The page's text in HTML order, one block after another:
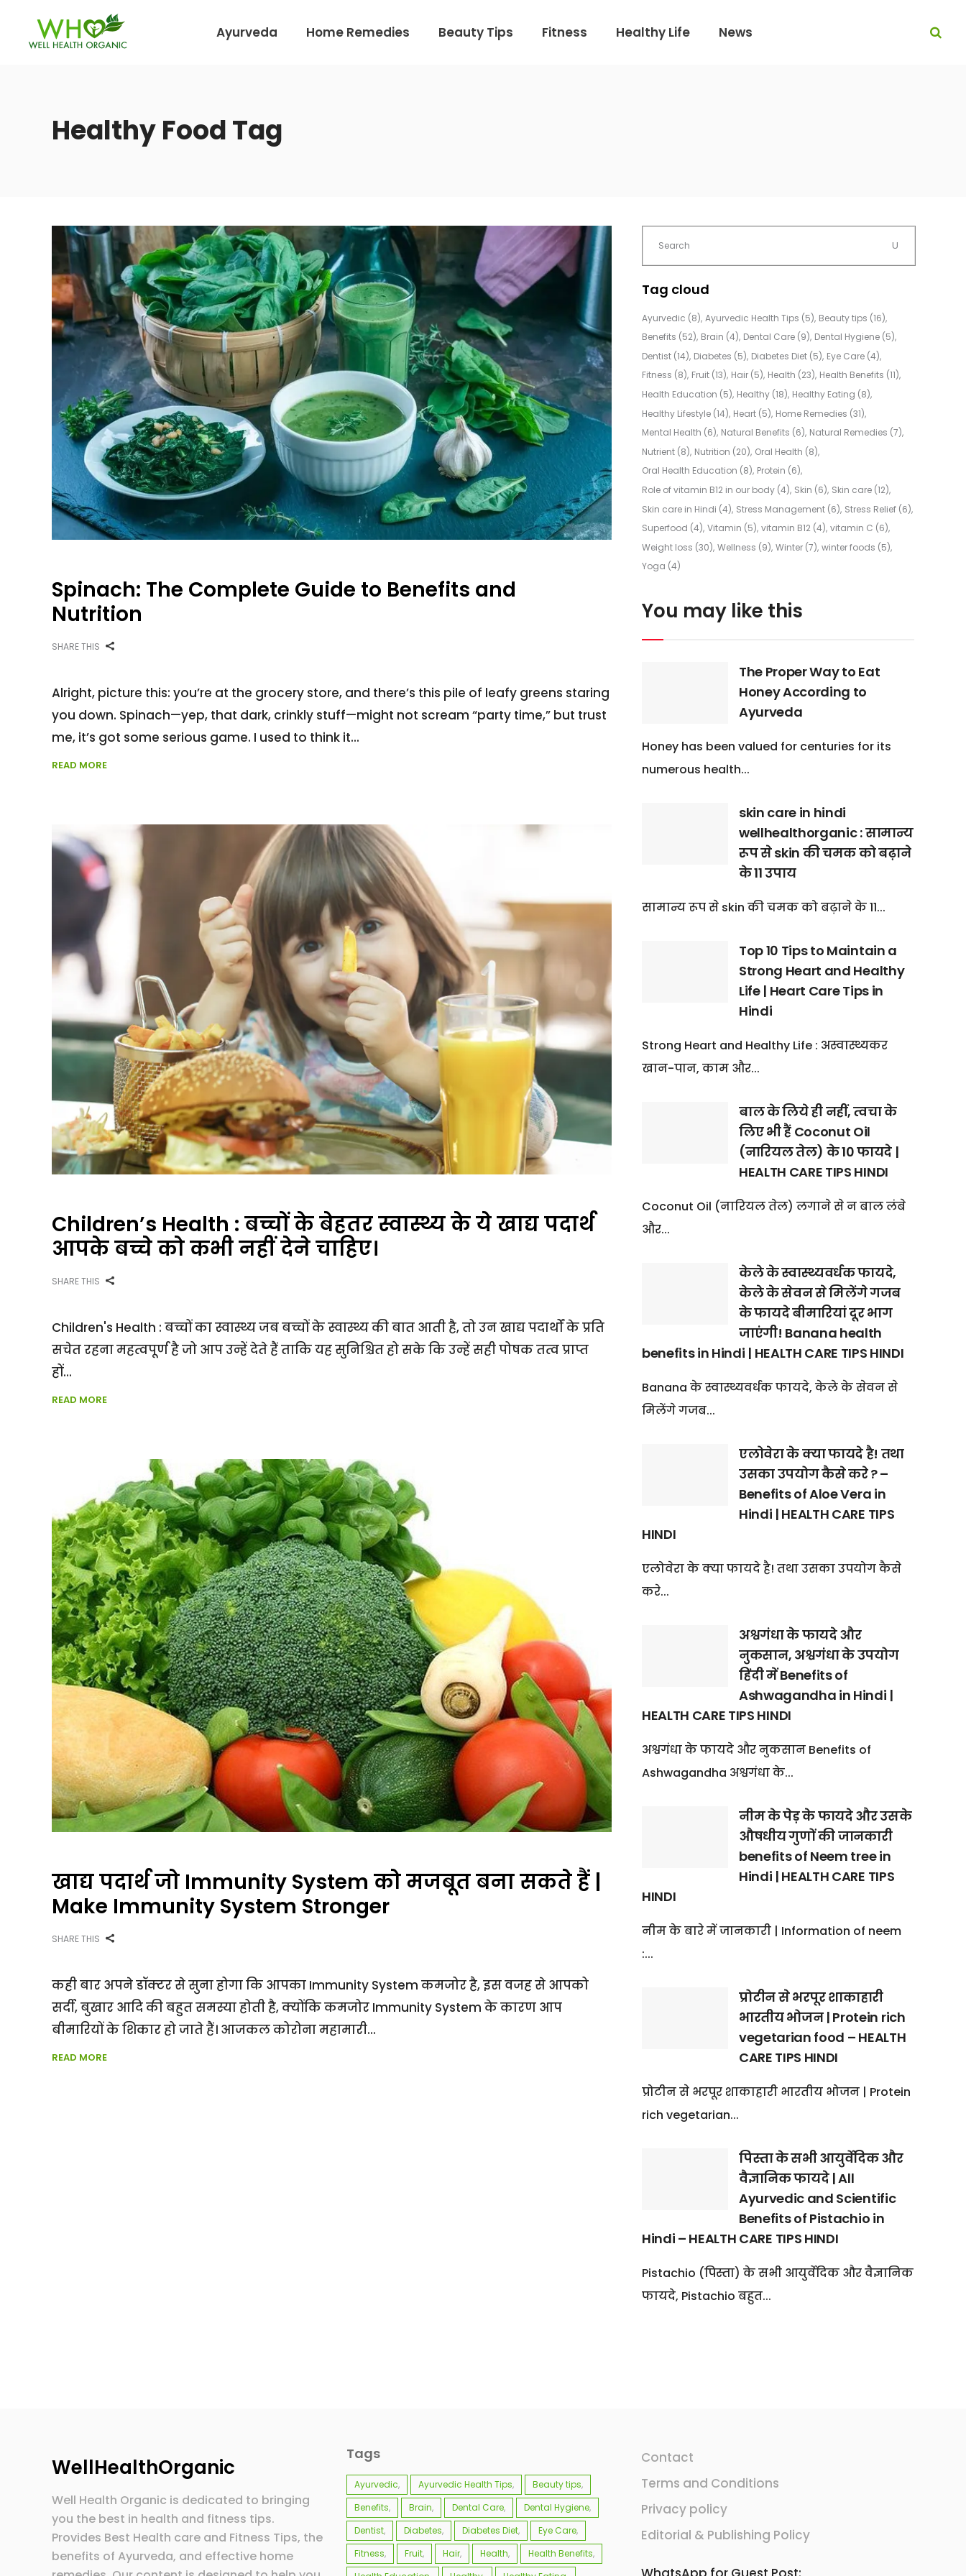
Ayurveda Home Remedies Beauty Tips Fitness Healthy Life News
Healthy Food Tag
Spinach: The Complete Guide to Benefits and
Nutrition
SHARE THIS
Alright, picture this: you’re at the grocery store, and there’s this pile of leafy greens staring
you down. Spinach—yep, that dark, crinkly stuff—might not scream “party time,” but trust
me, it’s got some serious game. I used to think it
READ MORE
Children’s Health : बच्चों के बेहतर स्वास्थ्य के ये खाद्य पदार्थ
आपके बच्चे को कभी नहीं देने चाहिए।
SHARE THIS
Children's Health : बच्चों का स्वास्थ्य जब बच्चों के स्वास्थ्य की बात आती है, तो उन खाद्य पदार्थों के प्रति
सचेत रहना महत्वपूर्ण है जो आप उन्हें देते हैं ताकि यह सुनिश्चित हो सके कि उन्हें सही पोषक तत्व प्राप्त
हों
READ MORE
खाद्य पदार्थ जो Immunity System को मजबूत बना सकते हैं |
Make Immunity System Stronger
SHARE THIS
कही बार अपने डॉक्टर से सुना होगा कि आपका Immunity System कमजोर है, इस वजह से आपको
सर्दी, बुखार आदि की बहुत समस्या होती है, क्योंकि कमजोर Immunity System के कारण आप
बीमारियों के शिकार हो जाते हैं। आजकल कोरोना महामारी
READ MORE
Tag cloud
Ayurvedic (8) Ayurvedic Health Tips (5) Beauty tips (16)
Benefits (52) Brain (4) Dental Care(9) Dental Hygiene(5)
Dentist(14) Diabetes (5) Diabetes Diet(5) Eye Care(4)
Fitness (8) Fruit(13) Hair(5) Health (23) Health Benefits (11)
Health Education (5) Healthy(18) Healthy Eating (8)
Healthy Lifestyle(14) Heart(5) Home Remedies (31)
Mental Health (6) Natural Benefits (6) Natural Remedies (7)
Nutrient(8) Nutrition (20) Oral Health (8)
Oral Health Education (8) Protein (6)
Role of vitamin B12 in our body(4) Skin (6) Skin care(12)
Skin care in Hindi (4) Stress Management(6) Stress Relief(6)
Superfood (4) Vitamin (5) vitamin B12(4) vitamin C (6)
Weight loss (30) Wellness (9) Winter(7) winter foods (5)
Yoga (4)
You may like this
The Proper Way to Eat
Honey According to
Ayurveda
Honey has been valued for centuries for its
numerous health...
skin care in hindi
wellhealthorganic : सामान्य
रूप से skin की चमक को बढ़ाने
के 11 उपाय
सामान्य रूप से skin की चमक को बढ़ाने के 11...
Top 10 Tips to Maintain a
Strong Heart and Healthy
Life | Heart Care Tips in
Hindi
Strong Heart and Healthy Life : अस्वास्थ्यकर
खान-पान, काम और...
बाल के लिये ही नहीं, त्वचा के
लिए भी हैं Coconut Oil
(नारियल तेल) के 10 फायदे |
HEALTH CARE TIPS HINDI
Coconut Oil (नारियल तेल) लगाने से न बाल लंबे
और...
केले के स्वास्थ्यवर्धक फायदे,
केले के सेवन से मिलेंगे गजब
के फायदे बीमारियां दूर भाग
जाएंगी! Banana health
benefits in Hindi | HEALTH CARE TIPS HINDI
Banana के स्वास्थ्यवर्धक फायदे, केले के सेवन से
मिलेंगे गजब...
एलोवेरा के क्या फायदे है! तथा
उसका उपयोग कैसे करे ? –
Benefits of Aloe Vera in
Hindi | HEALTH CARE TIPS
HINDI
एलोवेरा के क्या फायदे है! तथा उसका उपयोग कैसे
करे...
अश्वगंधा के फायदे और
नुकसान, अश्वगंधा के उपयोग
हिंदी में Benefits of
Ashwagandha in Hindi |
HEALTH CARE TIPS HINDI
अश्वगंधा के फायदे और नुकसान Benefits of
Ashwagandha अश्वगंधा के...
नीम के पेड़ के फायदे और उसके
औषधीय गुणों की जानकारी
benefits of Neem tree in
Hindi | HEALTH CARE TIPS
HINDI
नीम के बारे में जानकारी | Information of neem
:...
प्रोटीन से भरपूर शाकाहारी
भारतीय भोजन | Protein rich
vegetarian food – HEALTH
CARE TIPS HINDI
प्रोटीन से भरपूर शाकाहारी भारतीय भोजन | Protein
rich vegetarian...
पिस्ता के सभी आयुर्वेदिक और
वैज्ञानिक फायदे | All
Ayurvedic and Scientific
Benefits of Pistachio in
Hindi – HEALTH CARE TIPS HINDI
Pistachio (पिस्ता) के सभी आयुर्वेदिक और वैज्ञानिक
फायदे, Pistachio बहुत...
WellHealthOrganic
Well Health Organic is dedicated to bringing
you the best in health and fitness tips.
Provides Best Health care and Fitness Tips, the
benefits of Ayurveda, and effective home
Tags
Ayurvedic Ayurvedic Health Tips
Beauty tips
Benefits
Brain Dental Care
Dental Hygiene
Dentist
Diabetes Diabetes Diet
Eye Care
Fitness
Fruit Hair Health
Health Benefits
Contact
Terms and Conditions
Privacy policy
Editorial & Publishing Policy